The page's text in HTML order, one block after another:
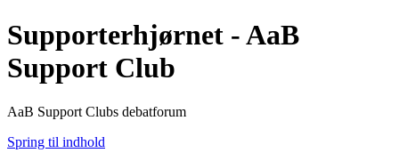
Supporterhjørnet - AaB
Support Club
AaB Support Clubs debatforum
Spring til indhold